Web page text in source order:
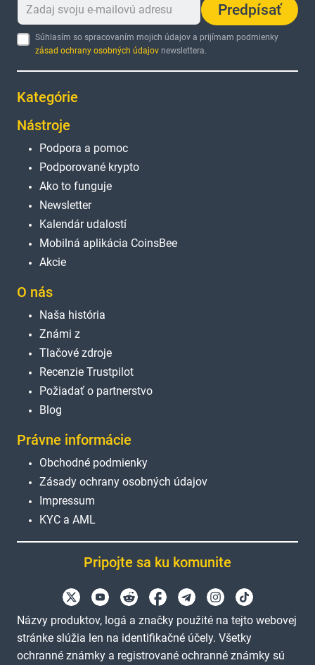
Predpísať
Súhlasím so spracovaním mojich údajov a prijímam podmienky
zásad ochrany osobných údajov newslettera.
Kategórie
Nástroje
Podpora a pomoc
Podporované krypto
Ako to funguje
Newsletter
Kalendár udalostí
Mobilná aplikácia CoinsBee
Akcie
O nás
Naša história
Známi z
Tlačové zdroje
Recenzie Trustpilot
Požiadať o partnerstvo
Blog
Právne informácie
Obchodné podmienky
Zásady ochrany osobných údajov
Impressum
KYC a AML
Pripojte sa ku komunite
Názvy produktov, logá a značky použité na tejto webovej
stránke slúžia len na identifikačné účely. Všetky
ochranné známky a registrované ochranné známky sú